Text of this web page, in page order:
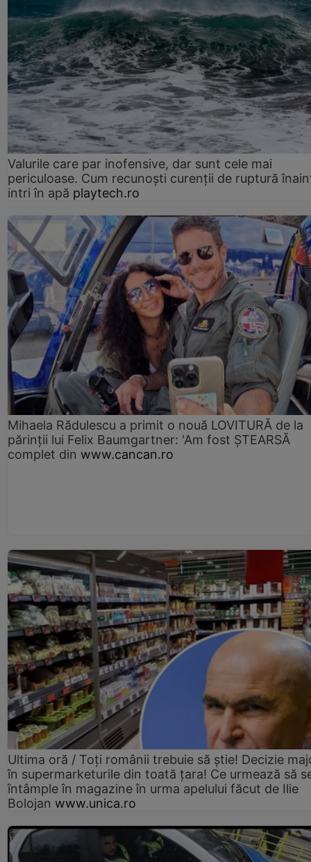
Valurile care par inofensive, dar sunt cele mai
periculoase. Cum recunoști curenții de ruptură
intri în apă playtech.ro
Mihaela Rădulescu a primit o nouă LOVITURĂ de la
părinții lui Felix Baumgartner: 'Am fost ȘTEARSĂ
complet din www.cancan.ro
Ultima oră / Toți românii trebuie să știe! Decizie
în supermarketurile din toată țara! Ce urmează să
întâmple în magazine în urma apelului făcut de Ilie
Bolojan www.unica.ro